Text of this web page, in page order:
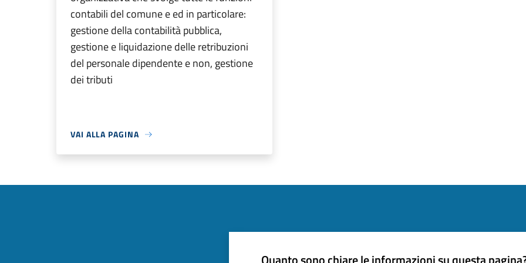
contabili del comune e ed in particolare:
gestione della contabilità pubblica,
gestione e liquidazione delle retribuzioni
del personale dipendente e non, gestione
dei tributi
VAI ALLA PAGINA